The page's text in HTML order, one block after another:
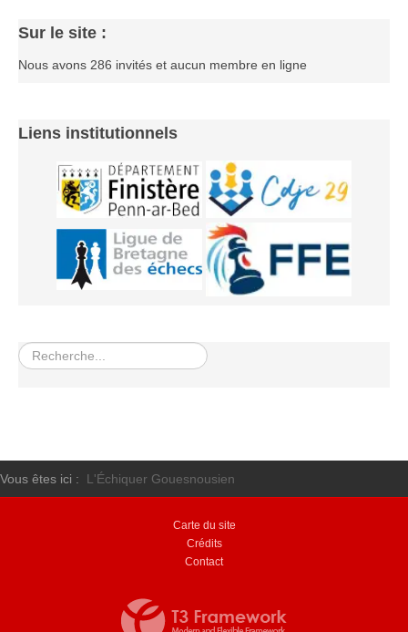
Sur le site :
Nous avons 286 invités et aucun membre en ligne
Liens institutionnels
Rechercher
Vous êtes ici : L'Échiquer Gouesnousien
Carte du site
Crédits
Contact